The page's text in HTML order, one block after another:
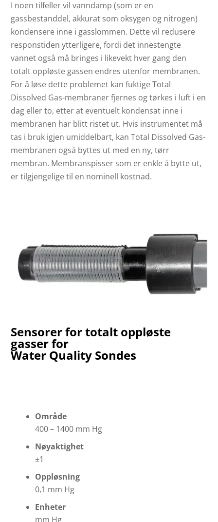
I noen tilfeller vil vanndamp (som er en
gassbestanddel, akkurat som oksygen og nitrogen)
kondensere inne i gasslommen. Dette vil redusere
responstiden ytterligere, fordi det innestengte
vannet også må bringes i likevekt hver gang den
totalt oppløste gassen endres utenfor membranen.
For å løse dette problemet kan fuktige Total
Dissolved Gas-membraner fjernes og tørkes i luft i en
dag eller to, etter at eventuelt kondensat inne i
membranen har blitt ristet ut. Hvis instrumentet må
tas i bruk igjen umiddelbart, kan Total Dissolved Gas-
membranen også byttes ut med en ny, tørr
membran. Membranspisser som er enkle å bytte ut,
er tilgjengelige til en nominell kostnad.
Sensorer for totalt oppløste
gasser for
Water Quality Sondes
Område
400 – 1400 mm Hg
Nøyaktighet
±1
Oppløsning
0,1 mm Hg
Enheter
mm Hg